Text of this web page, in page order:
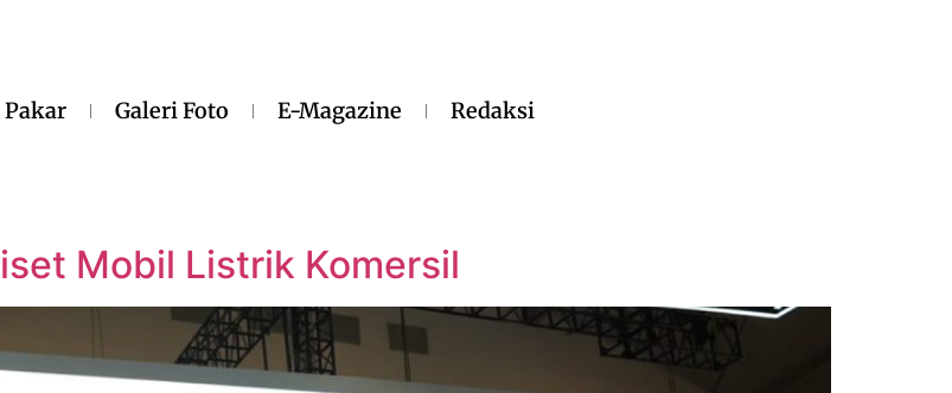
Galeri Foto E-Magazine Redaksi
Mobil Listrik Komersil